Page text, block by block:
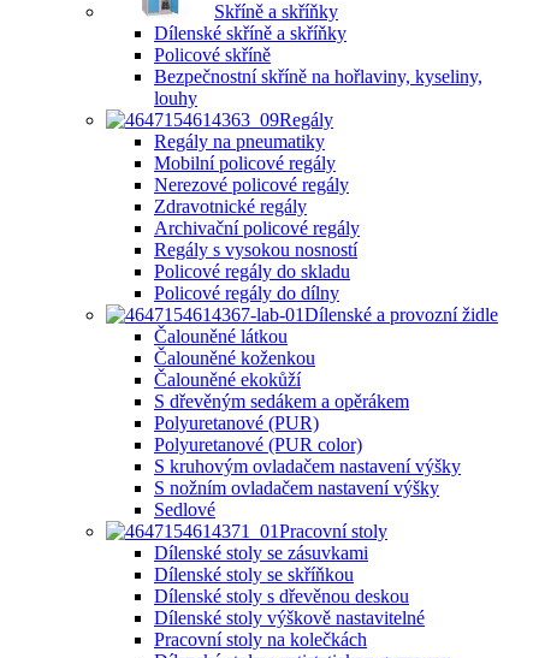
Skříně a skříňky
Dílenské skříně a skříňky
Policové skříně
Bezpečnostní skříně na hořlaviny, kyseliny,
louhy
Regály
Regály na pneumatiky
Mobilní policové regály
Nerezové policové regály
Zdravotnické regály
Archivační policové regály
Regály s vysokou nosností
Policové regály do skladu
Policové regály do dílny
Dílenské a provozní židle
Čalouněné látkou
Čalouněné koženkou
Čalouněné ekokůží
S dřevěným sedákem a opěrákem
Polyuretanové (PUR)
Polyuretanové (PUR color)
S kruhovým ovladačem nastavení výšky
S nožním ovladačem nastavení výšky
Sedlové
Pracovní stoly
Dílenské stoly se zásuvkami
Dílenské stoly se skříňkou
Dílenské stoly s dřevěnou deskou
Dílenské stoly výškově nastavitelné
Pracovní stoly na kolečkách